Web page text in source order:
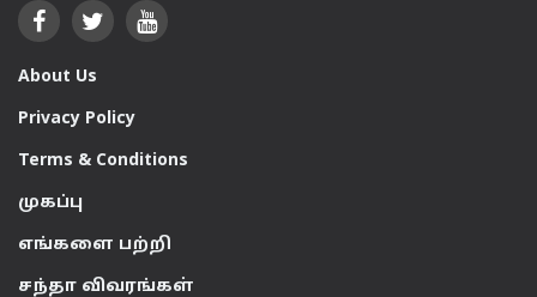
About Us
Privacy Policy
Terms & Conditions
முகப்பு
எங்களை பற்றி
சந்தா விவரங்கள்